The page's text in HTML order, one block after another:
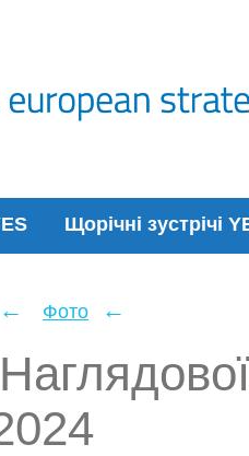
Щорічні зустрічі
← Фото ←